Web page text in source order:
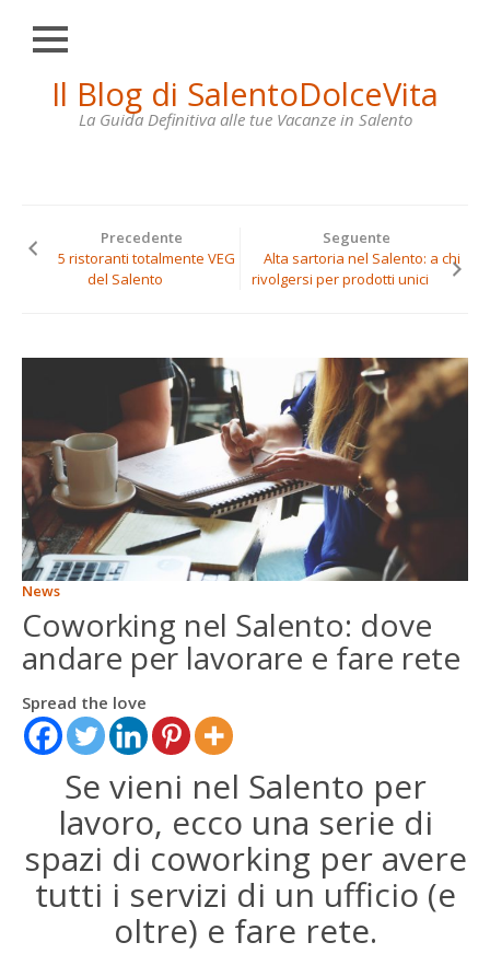
Il Blog di SalentoDolceVita
La Guida Definitiva alle tue Vacanze in Salento
Chiudi
HOME
OTRANTO
SANTA
VILLE
CONTATTI
ENGLISH
FRANÇAIS
Precedente
5 ristoranti totalmente VEG
del Salento
Seguente
Alta sartoria nel Salento: a chi
rivolgersi per prodotti unici
News
Coworking nel Salento: dove
andare per lavorare e fare rete
Spread the love
Se vieni nel Salento per
lavoro, ecco una serie di
spazi di coworking per avere
tutti i servizi di un ufficio (e
oltre) e fare rete.